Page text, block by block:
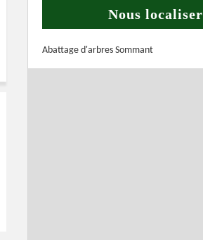
Nous localiser
Abattage d'arbres Sommant